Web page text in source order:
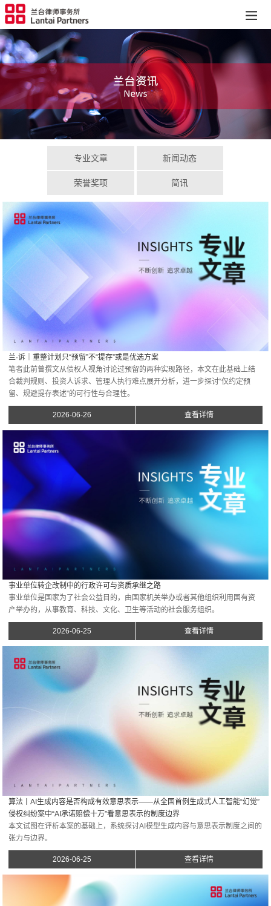
专业文章 新闻动态
荣誉奖项 简讯
兰·诉｜重整计划只“预留”不“提存”或是优选方案
笔者此前曾撰文从债权人视角讨论过预留的两种实现路径，本文在此基础上结
合裁判规则、投资人诉求、管理人执行难点展开分析，进一步探讨“仅约定预
留、规避提存表述”的可行性与合理性。
2026-06-26 查看详情
事业单位转企改制中的行政许可与资质承继之路
事业单位是国家为了社会公益目的，由国家机关举办或者其他组织利用国有资
产举办的，从事教育、科技、文化、卫生等活动的社会服务组织。
2026-06-25 查看详情
算法丨AI生成内容是否构成有效意思表示——从全国首例生成式人工智能“幻觉”
侵权纠纷案中“AI承诺赔偿十万”看意思表示的制度边界
本文试图在评析本案的基础上，系统探讨AI模型生成内容与意思表示制度之间的
张力与边界。
2026-06-25 查看详情